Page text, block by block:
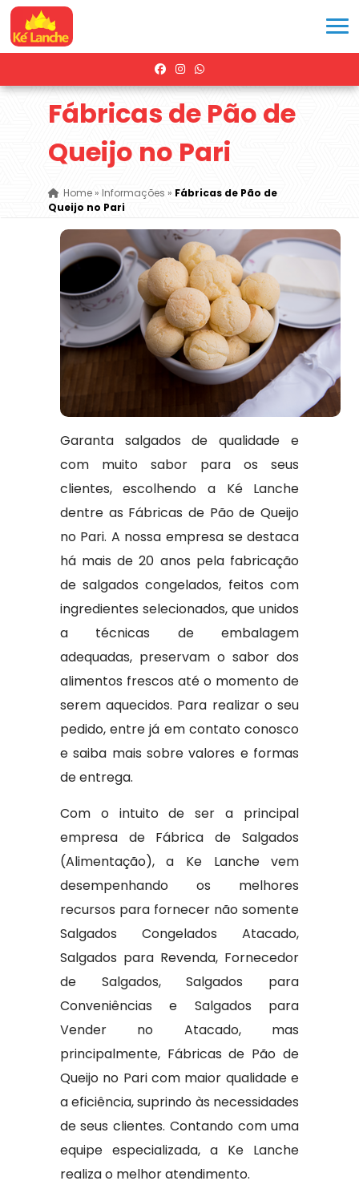
Fábricas de Pão de
Queijo no Pari
Home» Informações » Fábricas de Pão de
Queijo no Pari
Garanta salgados de qualidade e
com muito sabor para os seus
clientes, escolhendo a Ké Lanche
dentre as Fábricas de Pão de Queijo
no Pari. A nossa empresa se destaca
há mais de 20 anos pela fabricação
de salgados congelados, feitos com
ingredientes selecionados, que unidos
a técnicas de embalagem
adequadas, preservam o sabor dos
alimentos frescos até o momento de
serem aquecidos. Para realizar o seu
pedido, entre já em contato conosco
e saiba mais sobre valores e formas
de entrega.
Com o intuito de ser a principal
empresa de Fábrica de Salgados
(Alimentação), a Ke Lanche vem
desempenhando os melhores
recursos para fornecer não somente
Salgados Congelados Atacado,
Salgados para Revenda, Fornecedor
de Salgados, Salgados para
Conveniências e Salgados para
Vender no Atacado, mas
principalmente, Fábricas de Pão de
Queijo no Pari com maior qualidade e
a eficiência, suprindo às necessidades
de seus clientes. Contando com uma
equipe especializada, a Ke Lanche
realiza o melhor atendimento.